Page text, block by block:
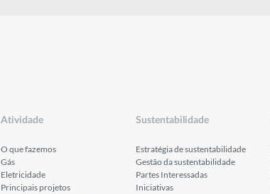
Atividade
O que fazemos
Gás
Eletricidade
Principais projetos
Sustentabilidade
Estratégia de sustentabilidade
Gestão da sustentabilidade
Partes Interessadas
Iniciativas